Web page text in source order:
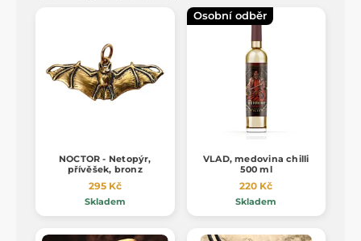
NOCTOR - Netopýr,
přívěšek, bronz
295 Kč
Skladem
Osobní odběr
VLAD, medovina chilli
500 ml
220 Kč
Skladem